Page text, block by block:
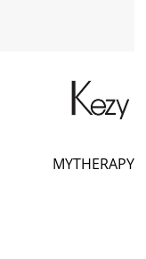
MYTHERAPY